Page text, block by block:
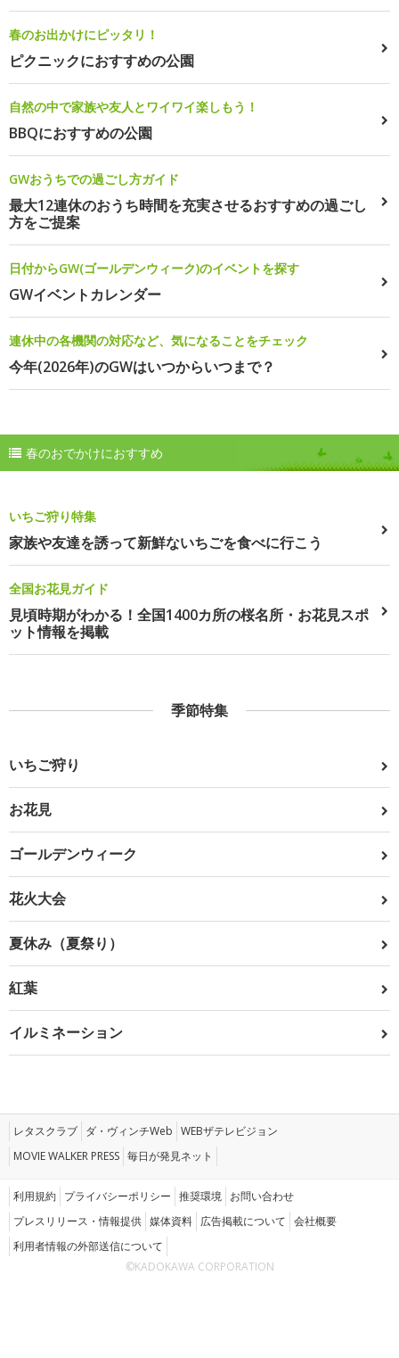
春のお出かけにピッタリ！
ピクニックにおすすめの公園
自然の中で家族や友人とワイワイ楽しもう！
BBQにおすすめの公園
GWおうちでの過ごし方ガイド
最大12連休のおうち時間を充実させるおすすめの過ごし
方をご提案
日付からGW(ゴールデンウィーク)のイベントを探す
GWイベントカレンダー
連休中の各機関の対応など、気になることをチェック
今年(2026年)のGWはいつからいつまで？
春のおでかけにおすすめ
いちご狩り特集
家族や友達を誘って新鮮ないちごを食べに行こう
全国お花見ガイド
見頃時期がわかる！全国1400カ所の桜名所・お花見スポ
ット情報を掲載
季節特集
いちご狩り
お花見
ゴールデンウィーク
花火大会
夏休み（夏祭り）
紅葉
イルミネーション
レタスクラブ ダ・ヴィンチWeb WEBザテレビジョン
MOVIE WALKER PRESS 毎日が発見ネット
利用規約 プライバシーポリシー 推奨環境 お問い合わせ
プレスリリース・情報提供 媒体資料 広告掲載について 会社概要
利用者情報の外部送信について
©KADOKAWA CORPORATION